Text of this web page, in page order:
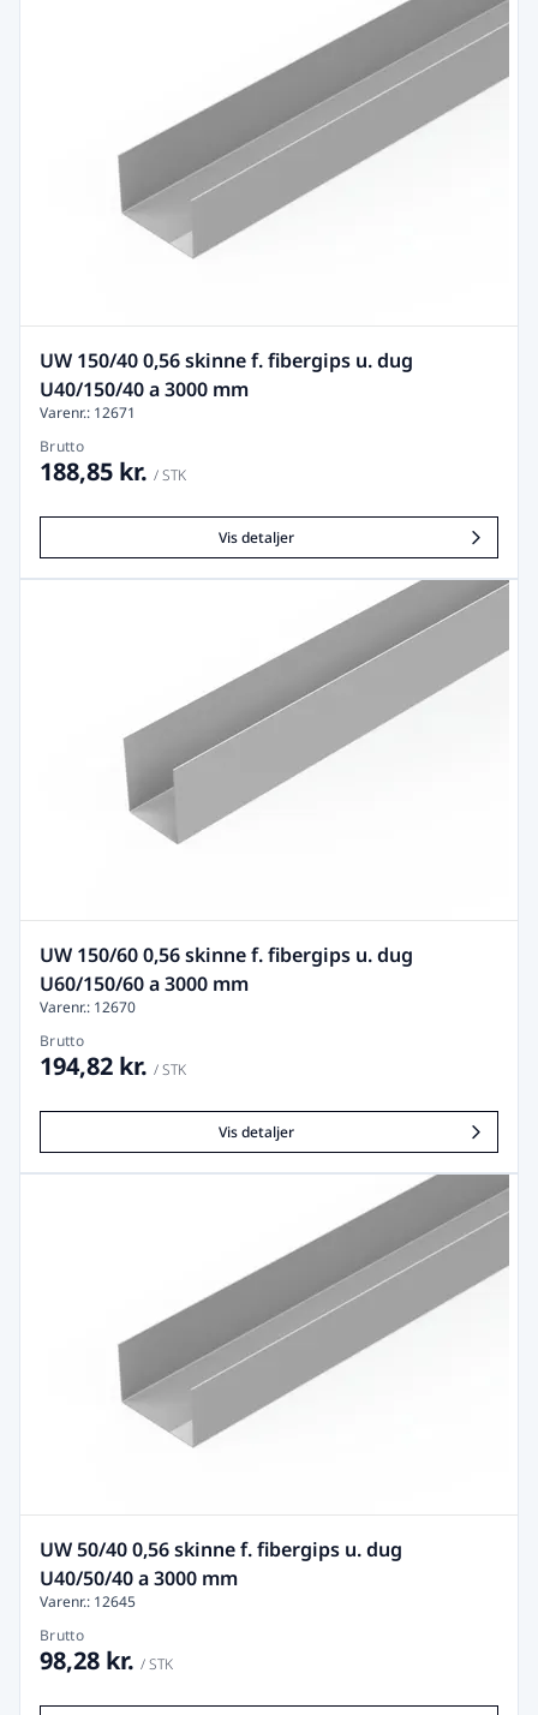
UW 150/40 0,56 skinne f. fibergips u. dug
U40/150/40 a 3000 mm
Varenr.: 12671
Brutto
188,85 kr. / STK
Vis detaljer
UW 150/60 0,56 skinne f. fibergips u. dug
U60/150/60 a 3000 mm
Varenr.: 12670
Brutto
194,82 kr. / STK
Vis detaljer
UW 50/40 0,56 skinne f. fibergips u. dug
U40/50/40 a 3000 mm
Varenr.: 12645
Brutto
98,28 kr. / STK